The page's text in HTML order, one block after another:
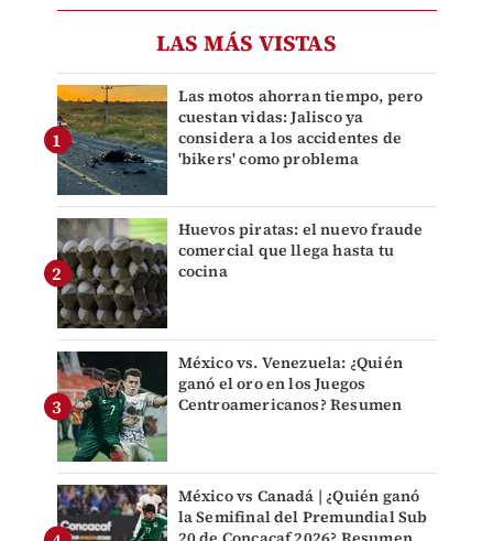
LAS MÁS VISTAS
Las motos ahorran tiempo, pero
cuestan vidas: Jalisco ya
considera a los accidentes de
'bikers' como problema
Huevos piratas: el nuevo fraude
comercial que llega hasta tu
cocina
México vs. Venezuela: ¿Quién
ganó el oro en los Juegos
Centroamericanos? Resumen
México vs Canadá | ¿Quién ganó
la Semifinal del Premundial Sub